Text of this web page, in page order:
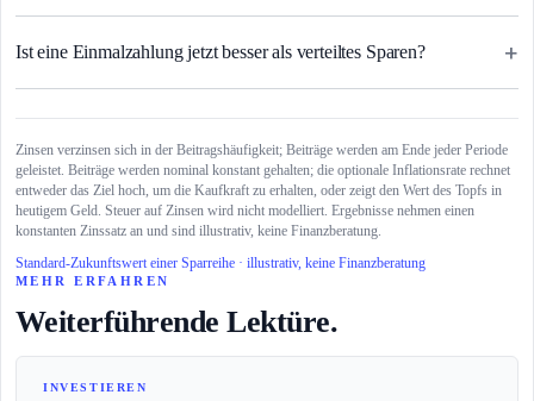
Ist eine Einmalzahlung jetzt besser als verteiltes Sparen? +
Zinsen verzinsen sich in der Beitragshäufigkeit; Beiträge werden am Ende jeder Periode
geleistet. Beiträge werden nominal konstant gehalten; die optionale Inflationsrate rechnet
entweder das Ziel hoch, um die Kaufkraft zu erhalten, oder zeigt den Wert des Topfs in
heutigem Geld. Steuer auf Zinsen wird nicht modelliert. Ergebnisse nehmen einen
konstanten Zinssatz an und sind illustrativ, keine Finanzberatung.
Standard-Zukunftswert einer Sparreihe · illustrativ, keine Finanzberatung
MEHR ERFAHREN
Weiterführende Lektüre.
INVESTIEREN